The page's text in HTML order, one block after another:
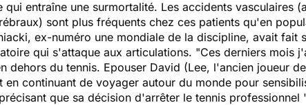
qui entraîne une surmortalité. Les accidents vasculaires
sont plus fréquents chez ces patients qu'en
ex-numéro une mondiale de la discipline, avait fait
qui s'attaque aux articulations. "Ces derniers mois
dehors du tennis. Epouser David (Lee, l'ancien joueur
continuant de voyager autour du monde pour
que sa décision d'arrêter le tennis